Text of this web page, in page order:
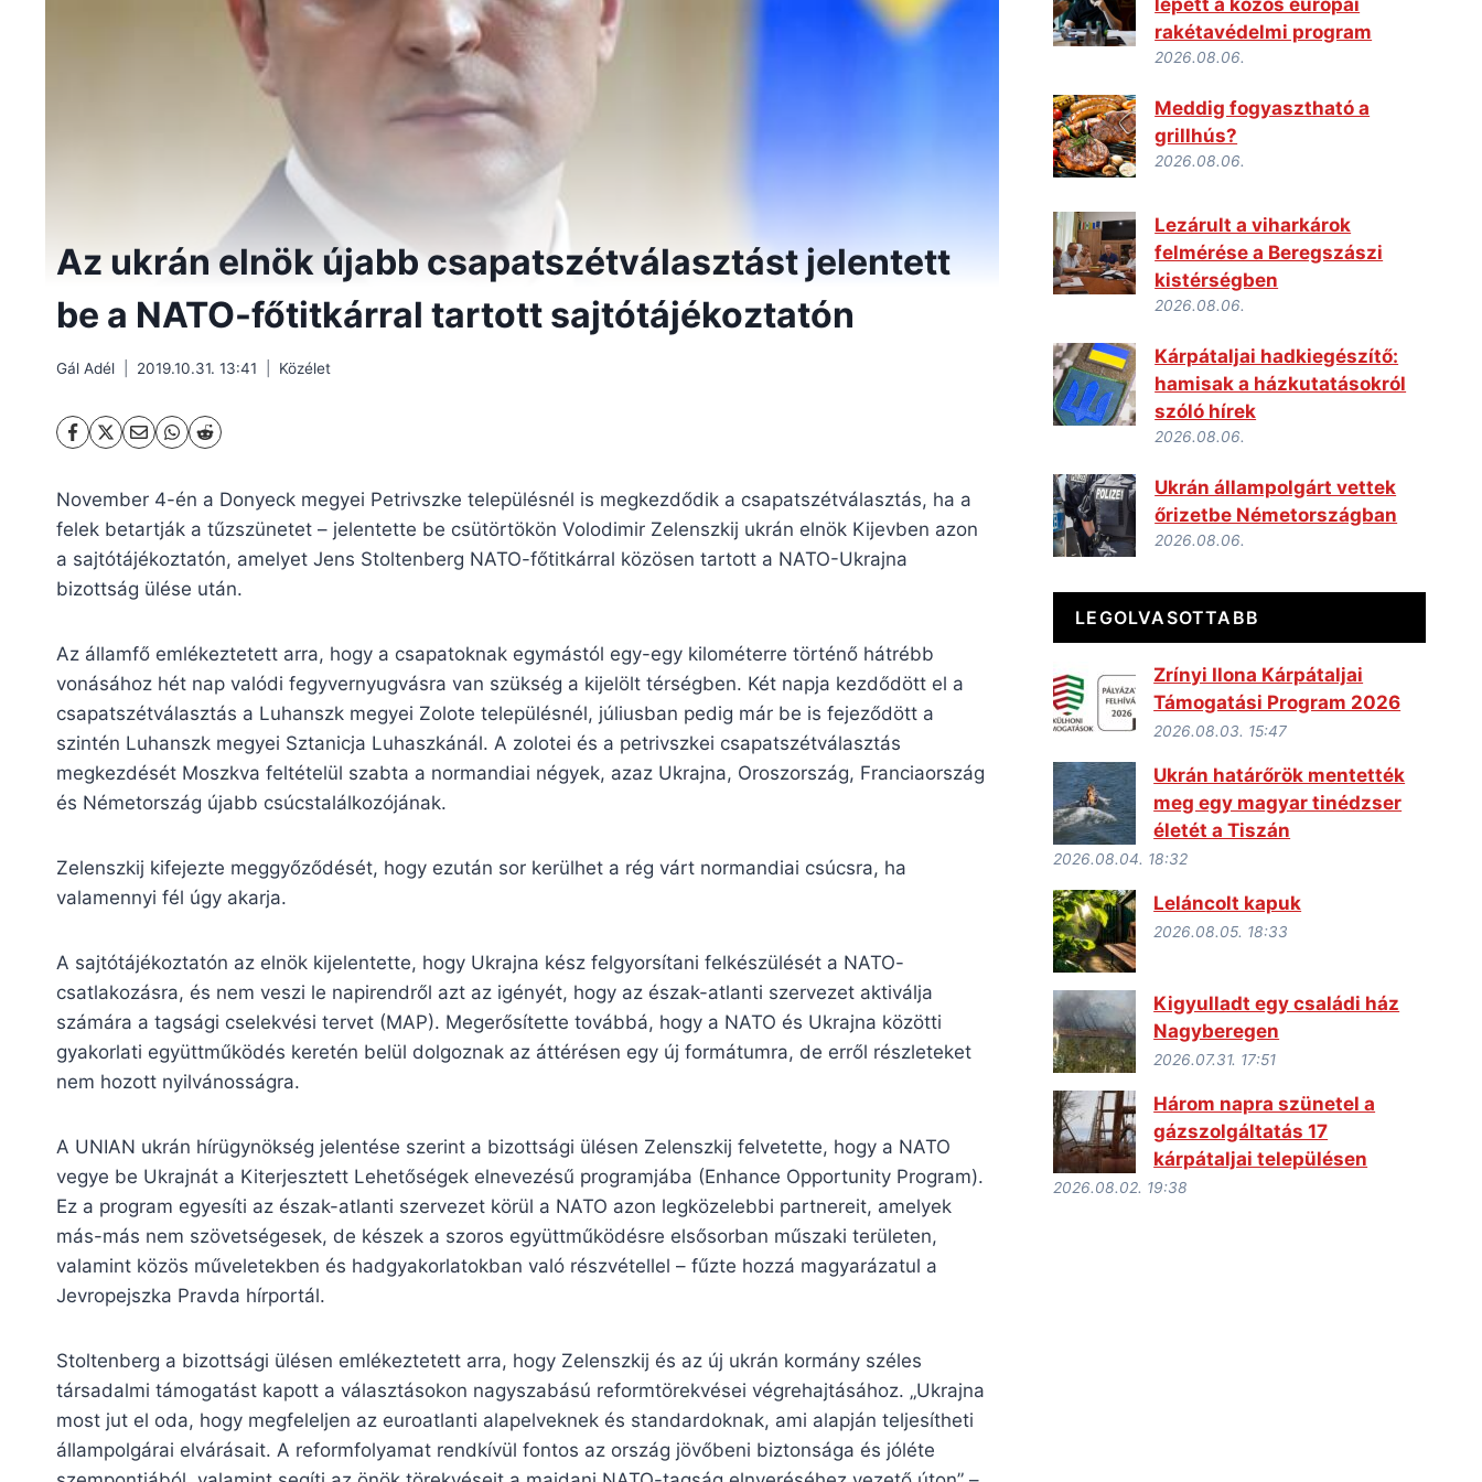
Az ukrán elnök újabb csapatszétválasztást jelentett
be a NATO-főtitkárral tartott sajtótájékoztatón
Gál Adél 2019.10.31. 13:41 Közélet
November 4-én a Donyeck megyei Petrivszke településnél is megkezdődik a csapatszétválasztás, ha a
felek betartják a tűzszünetet – jelentette be csütörtökön Volodimir Zelenszkij ukrán elnök Kijevben azon
a sajtótájékoztatón, amelyet Jens Stoltenberg NATO-főtitkárral közösen tartott a NATO-Ukrajna
bizottság ülése után.
Az államfő emlékeztetett arra, hogy a csapatoknak egymástól egy-egy kilométerre történő hátrébb
vonásához hét nap valódi fegyvernyugvásra van szükség a kijelölt térségben. Két napja kezdődött el a
csapatszétválasztás a Luhanszk megyei Zolote településnél, júliusban pedig már be is fejeződött a
szintén Luhanszk megyei Sztanicja Luhaszkánál. A zolotei és a petrivszkei csapatszétválasztás
megkezdését Moszkva feltételül szabta a normandiai négyek, azaz Ukrajna, Oroszország, Franciaország
és Németország újabb csúcstalálkozójának.
Zelenszkij kifejezte meggyőződését, hogy ezután sor kerülhet a rég várt normandiai csúcsra, ha
valamennyi fél úgy akarja.
A sajtótájékoztatón az elnök kijelentette, hogy Ukrajna kész felgyorsítani felkészülését a NATO-
csatlakozásra, és nem veszi le napirendről azt az igényét, hogy az észak-atlanti szervezet aktiválja
számára a tagsági cselekvési tervet (MAP). Megerősítette továbbá, hogy a NATO és Ukrajna közötti
gyakorlati együttműködés keretén belül dolgoznak az áttérésen egy új formátumra, de erről részleteket
nem hozott nyilvánosságra.
A UNIAN ukrán hírügynökség jelentése szerint a bizottsági ülésen Zelenszkij felvetette, hogy a NATO
vegye be Ukrajnát a Kiterjesztett Lehetőségek elnevezésű programjába (Enhance Opportunity Program).
Ez a program egyesíti az észak-atlanti szervezet körül a NATO azon legközelebbi partnereit, amelyek
más-más nem szövetségesek, de készek a szoros együttműködésre elsősorban műszaki területen,
valamint közös műveletekben és hadgyakorlatokban való részvétellel – fűzte hozzá magyarázatul a
Jevropejszka Pravda hírportál.
Stoltenberg a bizottsági ülésen emlékeztetett arra, hogy Zelenszkij és az új ukrán kormány széles
társadalmi támogatást kapott a választásokon nagyszabású reformtörekvései végrehajtásához. „Ukrajna
most jut el oda, hogy megfeleljen az euroatlanti alapelveknek és standardoknak, ami alapján teljesítheti
állampolgárai elvárásait. A reformfolyamat rendkívül fontos az ország jövőbeni biztonsága és jóléte
rakétavédelmi program
2026.08.06.
Meddig fogyasztható a
grillhús?
2026.08.06.
Lezárult a viharkárok
felmérése a Beregszászi
kistérségben
2026.08.06.
Kárpátaljai hadkiegészítő:
hamisak a házkutatásokról
szóló hírek
2026.08.06.
Ukrán állampolgárt vettek
őrizetbe Németországban
2026.08.06.
LEGOLVASOTTABB
Zrínyi Ilona Kárpátaljai
Támogatási Program 2026
2026.08.03. 15:47
Ukrán határőrök mentették
meg egy magyar tinédzser
életét a Tiszán
2026.08.04. 18:32
Leláncolt kapuk
2026.08.05. 18:33
Kigyulladt egy családi ház
Nagyberegen
2026.07.31. 17:51
Három napra szünetel a
gázszolgáltatás 17
kárpátaljai településen
2026.08.02. 19:38